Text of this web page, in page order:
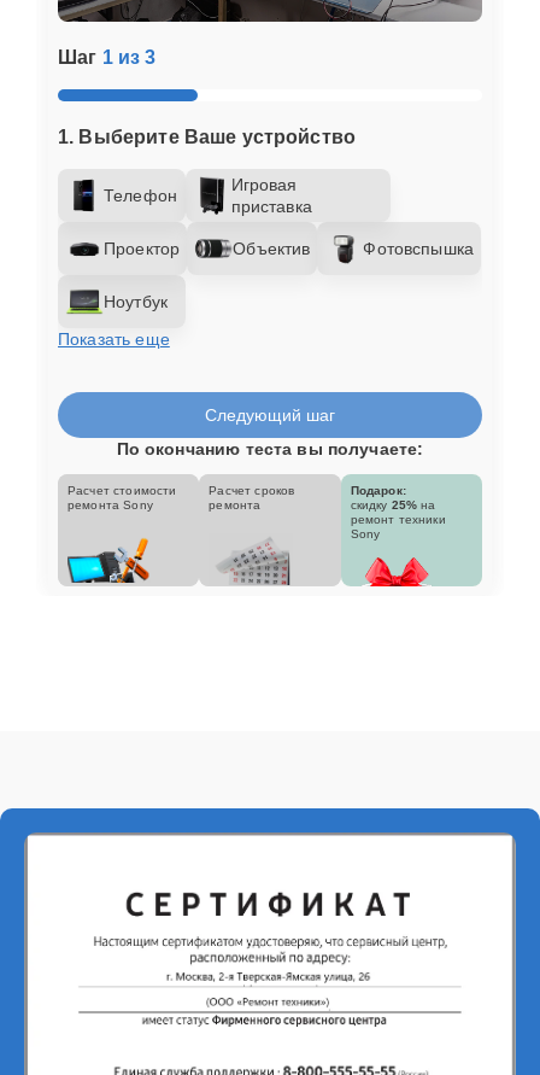
Шаг 1 из 3
1. Выберите Ваше устройство
Телефон
Игровая
приставка
Проектор Объектив Фотовспышка
Ноутбук
Показать еще
Следующий шаг
По окончанию теста вы получаете:
Расчет стоимости
ремонта Sony
Расчет сроков
ремонта
Подарок:
скидку 25% на
ремонт техники
Sony